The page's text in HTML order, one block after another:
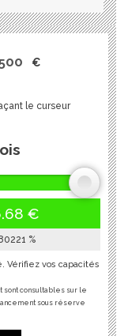
€
le curseur
€
%
Vérifiez vos capacités
consultables sur le
sous réserve